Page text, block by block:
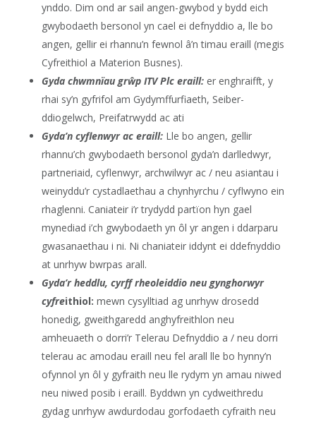
ynddo. Dim ond ar sail angen-gwybod y bydd eich
gwybodaeth bersonol yn cael ei defnyddio a, lle bo
angen, gellir ei rhannu’n fewnol â’n timau eraill (megis
Cyfreithiol a Materion Busnes).
Gyda chwmnïau grŵp ITV Plc eraill:er enghraifft, y
rhai sy’n gyfrifol am Gydymffurfiaeth, Seiber-
ddiogelwch, Preifatrwydd ac ati
Gyda’n cyflenwyr ac eraill: Lle bo angen, gellir
rhannu’ch gwybodaeth bersonol gyda’n darlledwyr,
partneriaid, cyflenwyr, archwilwyr ac / neu asiantau i
weinyddu’r cystadlaethau a chynhyrchu / cyflwyno ein
rhaglenni. Caniateir i’r trydydd partïon hyn gael
mynediad i’ch gwybodaeth yn ôl yr angen i ddarparu
gwasanaethau i ni. Ni chaniateir iddynt ei ddefnyddio
at unrhyw bwrpas arall.
Gyda’r heddlu, cyrff rheoleiddio neu gynghorwyr
cyfreithiol: mewn cysylltiad ag unrhyw drosedd
honedig, gweithgaredd anghyfreithlon neu
amheuaeth o dorri’r Telerau Defnyddio a / neu dorri
telerau ac amodau eraill neu fel arall lle bo hynny’n
ofynnol yn ôl y gyfraith neu lle rydym yn amau niwed
neu niwed posib i eraill. Byddwn yn cydweithredu
gydag unrhyw awdurdodau gorfodaeth cyfraith neu